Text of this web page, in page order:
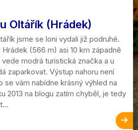
Oltářík (Hrádek)
jsme se loni vydali již podruhé.
(566 m) asi 10 km západně
modrá turistická značka a u
zaparkovat. Výstup nahoru není
vám nabídne krásný výhled na
2013 na blogu zatím chyběl, je tedy